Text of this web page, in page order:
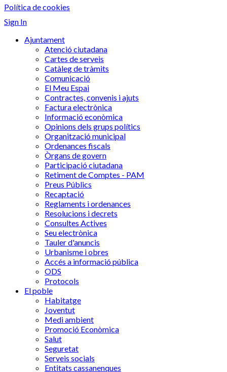
Política de cookies
Sign In
Ajuntament
Atenció ciutadana
Cartes de serveis
Catàleg de tràmits
Comunicació
El Meu Espai
Contractes, convenis i ajuts
Factura electrònica
Informació econòmica
Opinions dels grups polítics
Organització municipal
Ordenances fiscals
Òrgans de govern
Participació ciutadana
Retiment de Comptes - PAM
Preus Públics
Recaptació
Reglaments i ordenances
Resolucions i decrets
Consultes Actives
Seu electrònica
Tauler d'anuncis
Urbanisme i obres
Accés a informació pública
ODS
Protocols
El poble
Habitatge
Joventut
Medi ambient
Promoció Econòmica
Salut
Seguretat
Serveis socials
Entitats cassanenques